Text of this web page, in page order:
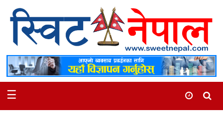
समाचार
स्थानीय
मनोरञ्जन
☰